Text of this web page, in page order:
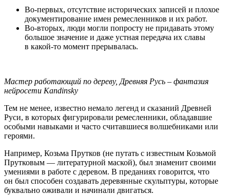
Во-первых, отсутствие исторических записей и плохое
документирование имен ремесленников и их работ.
Во-вторых, люди могли попросту не придавать этому
большое значение и даже устная передача их славы
в какой-то момент прерывалась.
Мастер работающий по дереву, Древняя Русь – фантазия
нейросети Kandinsky
Тем не менее, известно немало легенд и сказаний Древней
Руси, в которых фигурировали ремесленники, обладавшие
особыми навыками и часто считавшиеся волшебниками или
героями.
Например, Козьма Прутков (не путать с известным Козьмой
Прутковым — литературной маской), был знаменит своими
умениями в работе с деревом. В преданиях говорится, что
он был способен создавать деревянные скульптуры, которые
буквально оживали и начинали двигаться.